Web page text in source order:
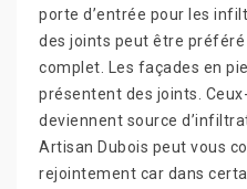
porte d’entrée pour les
des joints peut être
complet. Les façades en
présentent des joints.
deviennent source
Artisan Dubois peut vous
rejointement car dans